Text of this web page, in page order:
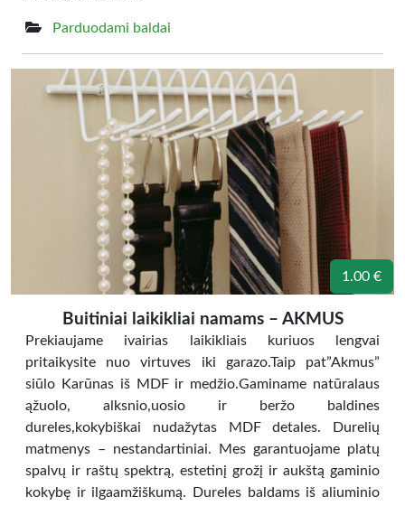
Parduodami baldai
1.00 €
Buitiniai laikikliai namams – AKMUS
Prekiaujame ivairias laikikliais kuriuos lengvai
pritaikysite nuo virtuves iki garazo.Taip pat”Akmus”
siūlo Karūnas iš MDF ir medžio.Gaminame natūralaus
ąžuolo, alksnio,uosio ir beržo baldines
dureles,kokybiškai nudažytas MDF detales. Durelių
matmenys – nestandartiniai. Mes garantuojame platų
spalvų ir raštų spektrą, estetinį grožį ir aukštą gaminio
kokybę ir ilgaamžiškumą. Dureles baldams iš aliuminio